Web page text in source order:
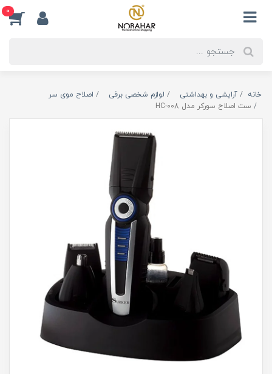
0
خانه آرایشی و بهداشتی لوازم شخصی برقی
اصلاح موی سر
ست اصلاح سورکر مدل HC-008